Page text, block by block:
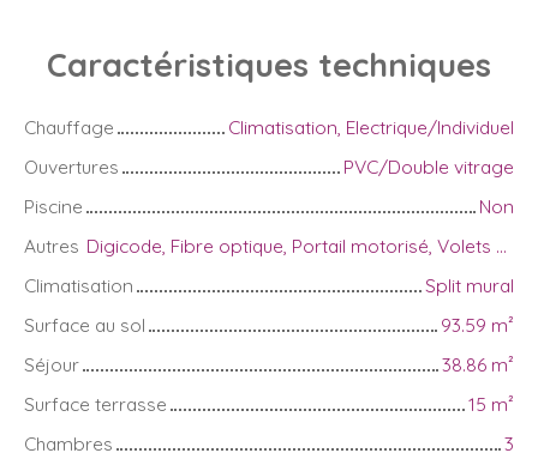
Caractéristiques techniques
Chauffage
Climatisation, Electrique/Individuel
Ouvertures
PVC/Double vitrage
Piscine
Non
Autres
Digicode, Fibre optique, Portail motorisé, Volets électriques
Climatisation
Split mural
Surface au sol
93.59 m²
Séjour
38.86 m²
Surface terrasse
15 m²
Chambres
3